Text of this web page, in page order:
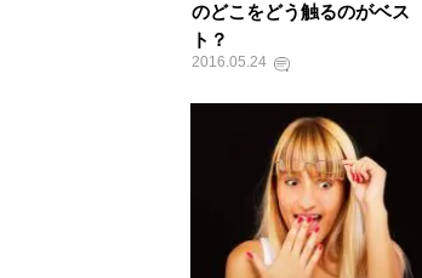
のどこをどう触るのがベス
ト？
2016.05.24